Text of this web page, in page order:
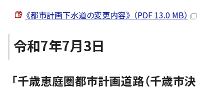
《都市計画下水道の変更内容》 （PDF 13.0 MB）
令和7年7月3日
「千歳恵庭圏都市計画道路（千歳市決